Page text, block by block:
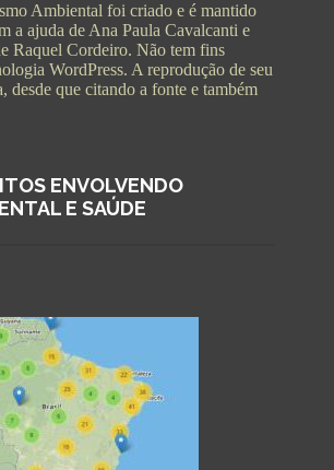
Ambiental foi criado e é mantido
a ajuda de Ana Paula Cavalcanti e
Raquel Cordeiro. Não tem fins
WordPress. A reprodução de seu
desde que citando a fonte e também
ENVOLVENDO
E SAÚDE